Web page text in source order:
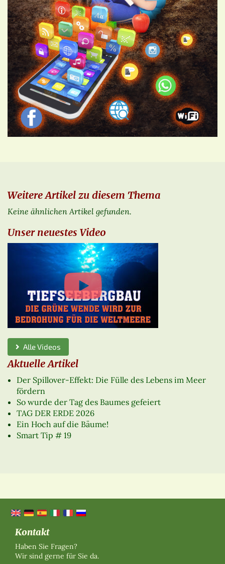
Weitere Artikel zu diesem Thema
Keine ähnlichen Artikel gefunden.
Unser neuestes Video
Alle Videos
Aktuelle Artikel
Der Spillover-Effekt: Die Fülle des Lebens im Meer
fördern
So wurde der Tag des Baumes gefeiert
TAG DER ERDE 2026
Ein Hoch auf die Bäume!
Smart Tip # 19
Kontakt
Haben Sie Fragen?
Wir sind gerne für Sie da.